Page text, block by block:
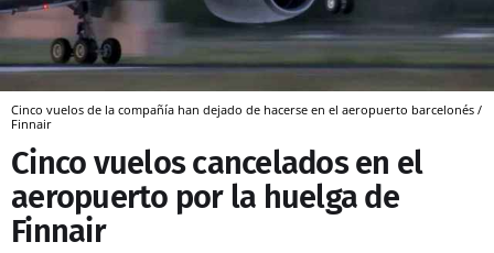
Cinco vuelos de la compañía han dejado de hacerse en el aeropuerto barcelonés /
Finnair
Cinco vuelos cancelados en el
aeropuerto por la huelga de
Finnair